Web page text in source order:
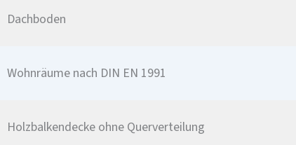
Dachboden
Wohnräume nach DIN EN 1991
Holzbalkendecke ohne Querverteilung